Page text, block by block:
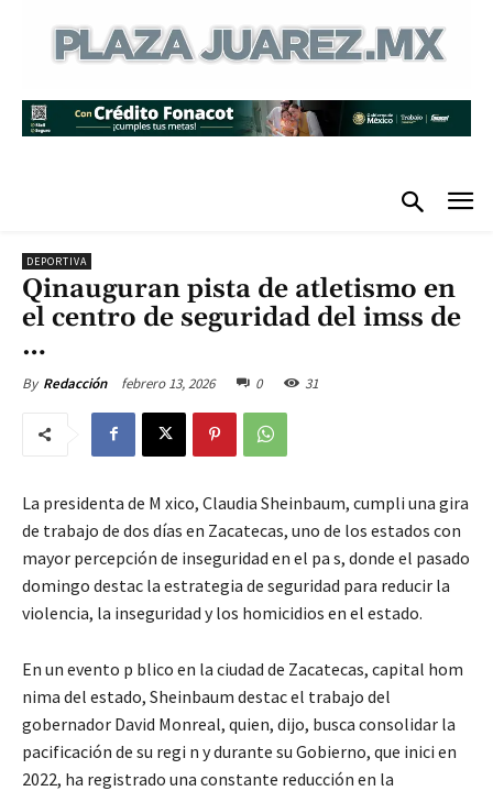
DEPORTIVA
Qinauguran pista de atletismo en
el centro de seguridad del imss de
…
By Redacción febrero 13, 2026 0 31
La presidenta de M xico, Claudia Sheinbaum, cumpli una gira
de trabajo de dos días en Zacatecas, uno de los estados con
mayor percepción de inseguridad en el pa s, donde el pasado
domingo destac la estrategia de seguridad para reducir la
violencia, la inseguridad y los homicidios en el estado.
En un evento p blico en la ciudad de Zacatecas, capital hom
nima del estado, Sheinbaum destac el trabajo del
gobernador David Monreal, quien, dijo, busca consolidar la
pacificación de su regi n y durante su Gobierno, que inici en
2022, ha registrado una constante reducción en la